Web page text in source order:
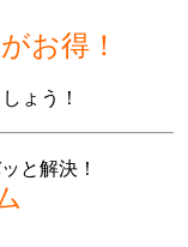
お得！
ょう！
と解決！